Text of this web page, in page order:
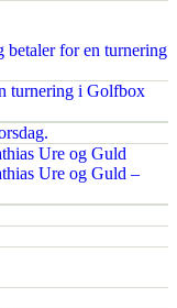
for en turnering
turnering i Golfbox
Ure og Guld
Ure og Guld –